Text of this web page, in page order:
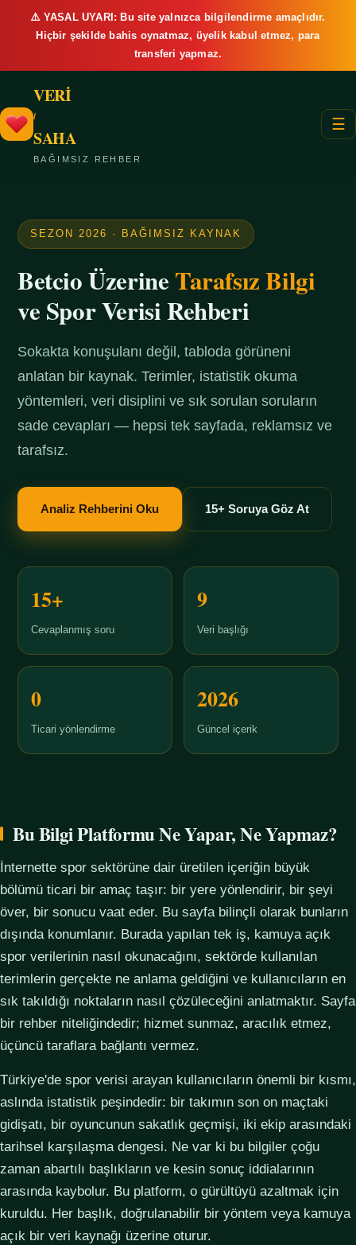
⚠️ YASAL UYARI: Bu site yalnızca bilgilendirme amaçlıdır.
Hiçbir şekilde bahis oynatmaz, üyelik kabul etmez, para
transferi yapmaz.
VERİ
/
SAHA
BAĞIMSIZ REHBER
☰
SEZON 2026 · BAĞIMSIZ KAYNAK
Betcio ÜzerineTarafsız Bilgi
ve Spor Verisi Rehberi
Sokakta konuşulanı değil, tabloda görüneni
anlatan bir kaynak. Terimler, istatistik okuma
yöntemleri, veri disiplini ve sık sorulan soruların
sade cevapları — hepsi tek sayfada, reklamsız ve
tarafsız.
Analiz Rehberini Oku 15+ Soruya Göz At
15+
Cevaplanmış soru
9
Veri başlığı
0
Ticari yönlendirme
2026
Güncel içerik
Bu Bilgi Platformu Ne Yapar, Ne Yapmaz?
İnternette spor sektörüne dair üretilen içeriğin büyük
bölümü ticari bir amaç taşır: bir yere yönlendirir, bir şeyi
över, bir sonucu vaat eder. Bu sayfa bilinçli olarak bunların
dışında konumlanır. Burada yapılan tek iş, kamuya açık
spor verilerinin nasıl okunacağını, sektörde kullanılan
terimlerin gerçekte ne anlama geldiğini ve kullanıcıların en
sık takıldığı noktaların nasıl çözüleceğini anlatmaktır. Sayfa
bir rehber niteliğindedir; hizmet sunmaz, aracılık etmez,
üçüncü taraflara bağlantı vermez.
Türkiye'de spor verisi arayan kullanıcıların önemli bir kısmı,
aslında istatistik peşindedir: bir takımın son on maçtaki
gidişatı, bir oyuncunun sakatlık geçmişi, iki ekip arasındaki
tarihsel karşılaşma dengesi. Ne var ki bu bilgiler çoğu
zaman abartılı başlıkların ve kesin sonuç iddialarının
arasında kaybolur. Bu platform, o gürültüyü azaltmak için
kuruldu. Her başlık, doğrulanabilir bir yöntem veya kamuya
açık bir veri kaynağı üzerine oturur.